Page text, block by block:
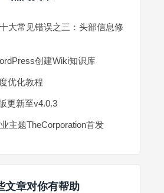
大常见错误之三：头部信息修
创建Wiki知识库
优化教程
更新至v4.0.3
主题TheCorporation首发
文章对你有帮助